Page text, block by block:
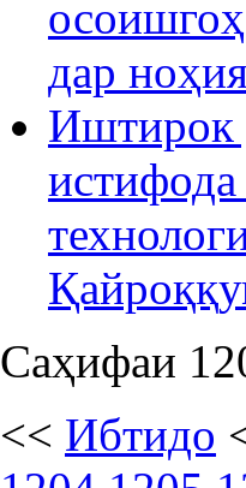
дар
Иштирок
Саҳифаи
<< Ибтидо